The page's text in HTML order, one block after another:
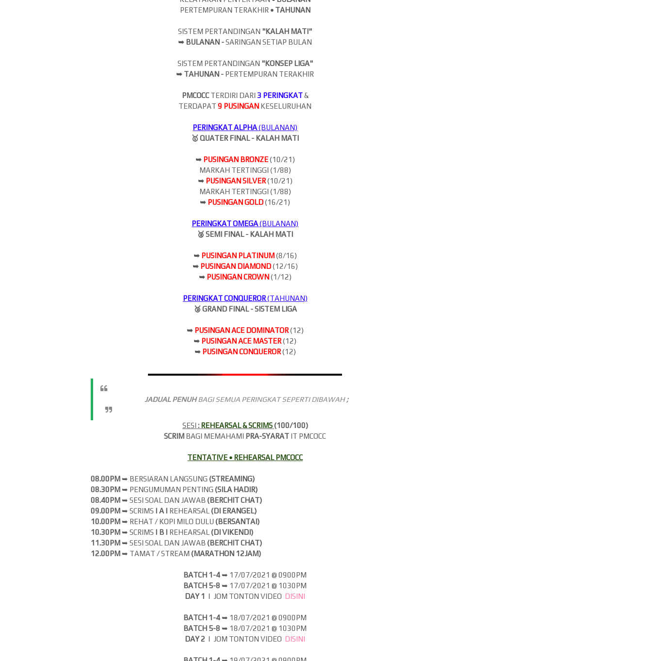
PERTEMPURAN TERAKHIR • TAHUNAN
SISTEM PERTANDINGAN "KALAH MATI"
➥ BULANAN -SARINGAN SETIAP BULAN
SISTEM PERTANDINGAN "KONSEP LIGA"
➥ TAHUNAN - PERTEMPURAN TERAKHIR
PMCOCCTERDIRI DARI 3 PERINGKAT&
TERDAPAT 9 PUSINGAN KESELURUHAN
PERINGKAT ALPHA(BULANAN)
🥇 QUATER FINAL - KALAH MATI
➥ PUSINGAN BRONZE(10/21)
MARKAH TERTINGGI (1/88)
➥ PUSINGAN SILVER(10/21)
MARKAH TERTINGGI (1/88)
➥ PUSINGAN GOLD(16/21)
PERINGKAT OMEGA(BULANAN)
🥈 SEMI FINAL - KALAH MATI
➥ PUSINGAN PLATINUM(8/16)
➥ PUSINGAN DIAMOND(12/16)
➥ PUSINGAN CROWN(1/12)
PERINGKAT CONQUEROR(TAHUNAN)
🥉 GRAND FINAL - SISTEM LIGA
➥ PUSINGAN ACE DOMINATOR(12)
➥ PUSINGAN ACE MASTER(12)
➥ PUSINGAN CONQUEROR(12)
JADUAL PENUHBAGI SEMUA PERINGKAT SEPERTI DIBAWAH;
SESI : REHEARSAL & SCRIMS(100/100)
SCRIM BAGI MEMAHAMI PRA-SYARAT IT PMCOCC
TENTATIVE • REHEARSAL PMCOCC
08.00PM➥ BERSIARAN LANGSUNG (STREAMING)
08.30PM➥ PENGUMUMAN PENTING (SILA HADIR)
08.40PM➥ SESI SOAL DAN JAWAB (BERCHIT CHAT)
09.00PM➥ SCRIMS | A | REHEARSAL (DI ERANGEL)
10.00PM➥ REHAT / KOPI MILO DULU (BERSANTAI)
10.30PM➥ SCRIMS | B | REHEARSAL (DI VIKENDI)
11.30PM➥ SESI SOAL DAN JAWAB (BERCHIT CHAT)
12.00PM➥ TAMAT / STREAM (MARATHON 12JAM)
BATCH 1-4➥ 17/07/2021 @ 0900PM
BATCH 5-8➥ 17/07/2021 @ 1030PM
DAY 1 | JOM TONTON VIDEO DISINI
BATCH 1-4➥ 18/07/2021 @ 0900PM
BATCH 5-8➥ 18/07/2021 @ 1030PM
DAY 2 | JOM TONTON VIDEO DISINI